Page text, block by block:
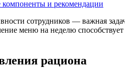
сотрудников — важная
меню на неделю
рациона